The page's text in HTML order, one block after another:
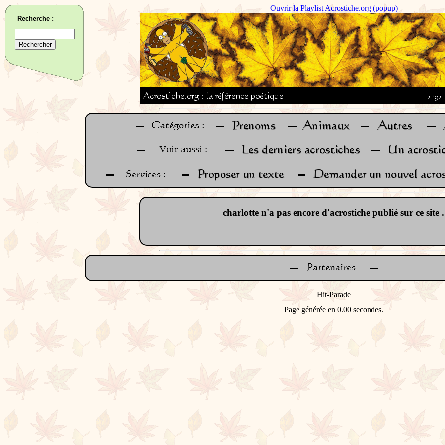
Ouvrir la Playlist Acrostiche.org (popup)
charlotte n'a pas encore d'acrostiche publié sur ce site
Recherche :
Page générée en 0.00 secondes.